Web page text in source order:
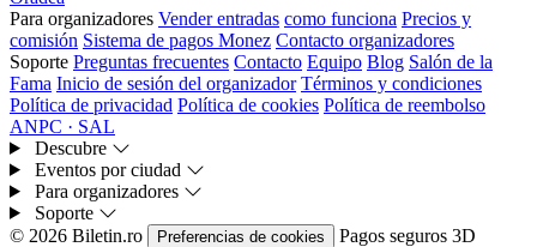
Para organizadores Vender entradas como funciona Precios y
comisión Sistema de pagos Monez Contacto organizadores
Soporte Preguntas frecuentes Contacto Equipo Blog Salón de la
Fama Inicio de sesión del organizador Términos y condiciones
Política de privacidad Política de cookies Política de reembolso
ANPC · SAL
Descubre
Eventos por ciudad
Para organizadores
Soporte
© 2026 Biletin.ro
Preferencias de cookies Pagos seguros 3D